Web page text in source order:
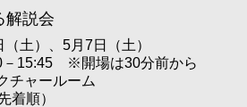
解説会
土）、5月7日（土）
－15:45 ※開場は30分前から
チャールーム
着順）